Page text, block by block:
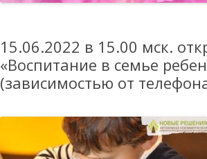
15.06.2022 в 15.00 мск.
«Воспитание в семье
(зависимостью от